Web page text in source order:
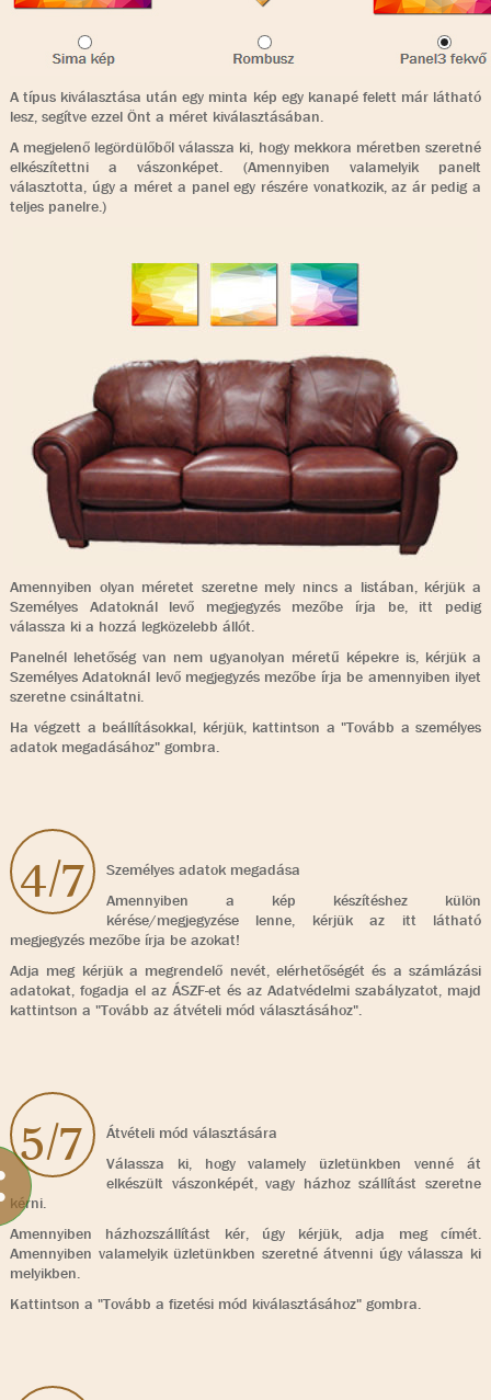
A típus kiválasztása után egy minta kép egy kanapé felett már látható
lesz, segítve ezzel Önt a méret kiválasztásában.
A megjelenő legördülőből válassza ki, hogy mekkora méretben szeretné
elkészítettni a vászonképet. (Amennyiben valamelyik panelt
választotta, úgy a méret a panel egy részére vonatkozik, az ár pedig a
teljes panelre.)
Amennyiben olyan méretet szeretne mely nincs a listában, kérjük a
Személyes Adatoknál levő megjegyzés mezőbe írja be, itt pedig
válassza ki a hozzá legközelebb állót.
Panelnél lehetőség van nem ugyanolyan méretű képekre is, kérjük a
Személyes Adatoknál levő megjegyzés mezőbe írja be amennyiben ilyet
szeretne csináltatni.
Ha végzett a beállításokkal, kérjük, kattintson a "Tovább a személyes
adatok megadásához" gombra.
4/7
Személyes adatok megadása
Amennyiben a kép készítéshez külön
kérése/megjegyzése lenne, kérjük az itt látható
megjegyzés mezőbe írja be azokat!
Adja meg kérjük a megrendelő nevét, elérhetőségét és a számlázási
adatokat, fogadja el az ÁSZF-et és az Adatvédelmi szabályzatot, majd
kattintson a "Tovább az átvételi mód választásához".
5/7
Átvételi mód választására
Válassza ki, hogy valamely üzletünkben venné át
elkészült vászonképét, vagy házhoz szállítást szeretne
kérni.
Amennyiben házhozszállítást kér, úgy kérjük, adja meg címét.
Amennyiben valamelyik üzletünkben szeretné átvenni úgy válassza ki
melyikben.
Kattintson a "Tovább a fizetési mód kiválasztásához" gombra.